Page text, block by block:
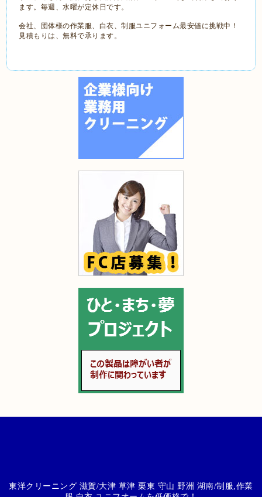
ます。毎週、水曜が定休日です。
会社、団体様の作業服、白衣、制服ユニフォーム最安値に挑戦中！
見積もりは、無料で承ります。
東洋クリーニング 滋賀/大津 草津 栗東 守山 野洲 湖南/制服,作業